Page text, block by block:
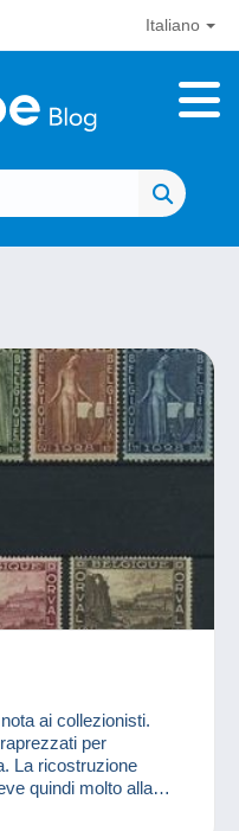
Italiano
ai collezionisti.
per
La ricostruzione
quindi molto alla